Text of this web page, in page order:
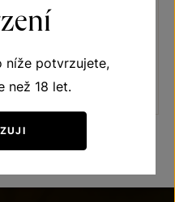
Viognier 5+1
moravské zemské víno 2022
Šarže 2325
níže potvrzujete,
než 18 let.